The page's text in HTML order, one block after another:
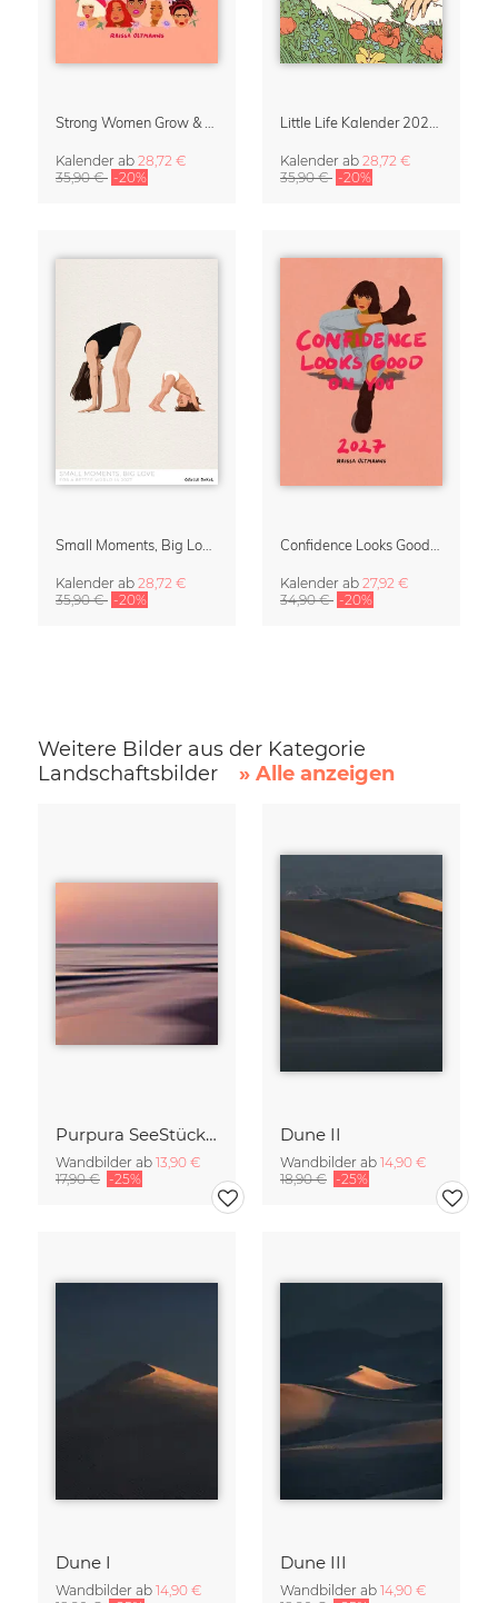
Kalender ab 28,72 €
35,90 € -20%
Kalender ab 28,72 €
35,90 € -20%
Kalender ab 28,72 €
35,90 € -20%
Kalender ab 27,92 €
34,90 € -20%
Weitere Bilder aus der Kategorie
Landschaftsbilder
» Alle anzeigen
Purpura SeeStück No.18
Wandbilder ab 13,90 €
17,90 € -25%
Dune II
Wandbilder ab 14,90 €
18,90 € -25%
Dune I
Wandbilder ab 14,90 €
Dune III
Wandbilder ab 14,90 €